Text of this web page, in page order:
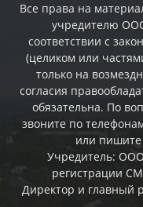
Все права на
учредителю
соответствии с
(целиком или
только на
согласия
обязательна. По
звоните по
или пишите
Учредитель:
регистрации
Директор и главный